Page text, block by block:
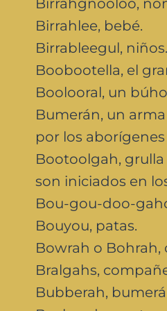
Birrahlee, bebé.
Birrableegul, niños.
Boobootella, el
Boolooral, un
Bumerán, un
por los aborígenes
Bootoolgah,
son iniciados en
Bou-gou-doo-
Bouyou, patas.
Bowrah o Bohrah,
Bralgahs,
Bubberah,